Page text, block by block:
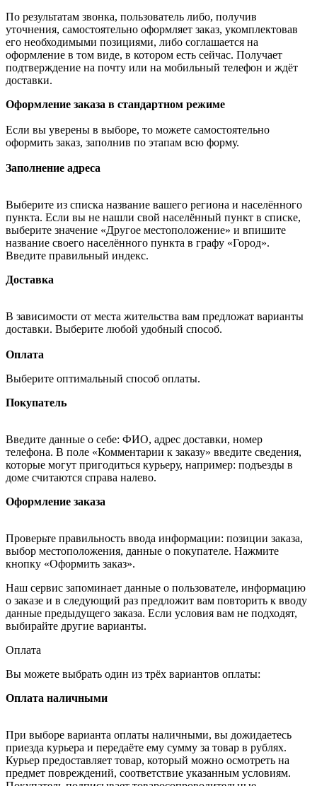
По результатам звонка, пользователь либо, получив
уточнения, самостоятельно оформляет заказ, укомплектовав
его необходимыми позициями, либо соглашается на
оформление в том виде, в котором есть сейчас. Получает
подтверждение на почту или на мобильный телефон и ждёт
доставки.
Оформление заказа в стандартном режиме
Если вы уверены в выборе, то можете самостоятельно
оформить заказ, заполнив по этапам всю форму.
Заполнение адреса
Выберите из списка название вашего региона и населённого
пункта. Если вы не нашли свой населённый пункт в списке,
выберите значение «Другое местоположение» и впишите
название своего населённого пункта в графу «Город».
Введите правильный индекс.
Доставка
В зависимости от места жительства вам предложат варианты
доставки. Выберите любой удобный способ.
Оплата
Выберите оптимальный способ оплаты.
Покупатель
Введите данные о себе: ФИО, адрес доставки, номер
телефона. В поле «Комментарии к заказу» введите сведения,
которые могут пригодиться курьеру, например: подъезды в
доме считаются справа налево.
Оформление заказа
Проверьте правильность ввода информации: позиции заказа,
выбор местоположения, данные о покупателе. Нажмите
кнопку «Оформить заказ».
Наш сервис запоминает данные о пользователе, информацию
о заказе и в следующий раз предложит вам повторить к вводу
данные предыдущего заказа. Если условия вам не подходят,
выбирайте другие варианты.
Оплата
Вы можете выбрать один из трёх вариантов оплаты:
Оплата наличными
При выборе варианта оплаты наличными, вы дожидаетесь
приезда курьера и передаёте ему сумму за товар в рублях.
Курьер предоставляет товар, который можно осмотреть на
предмет повреждений, соответствие указанным условиям.